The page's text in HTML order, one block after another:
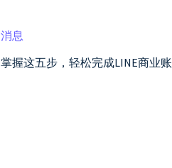
消息
掌握这五步，轻松完成LINE商业